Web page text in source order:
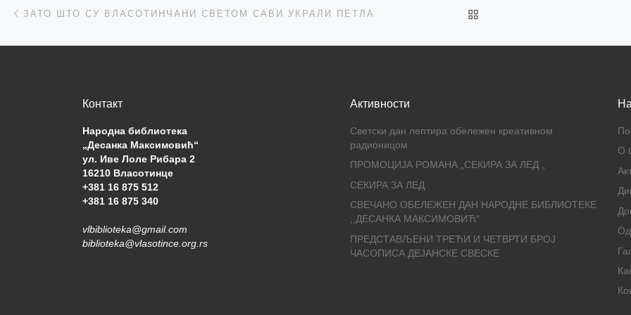
Post navigation
ЗАТО ШТО СУ ВЛАСОТИНЧАНИ СВЕТОМ САВИ УКРАЛИ ПЕТЛА
Контакт
Народна библиотека
„Десанка Максимовић“
ул. Иве Лоле Рибара 2
16210 Власотинце
+381 16 875 512
+381 16 875 340
vlbiblioteka@gmail.com
biblioteka@vlasotince.org.rs
Активности
Светски дан лептира обележен креативном
радионицом
ПРОМОЦИЈА РОМАНА „СЕКИРА ЗА ЛЕД „
СЕКИРА ЗА ЛЕД
СВЕЧАНО ОБЕЛЕЖЕН ДАН НАРОДНЕ БИБЛИОТЕКЕ
,,ДЕСАНКА МАКСИМОВИЋ“
ПРЕДСТАВЉЕНИ ТРЕЋИ И ЧЕТВРТИ БРОЈ
ЧАСОПИСА ДЕЈАНСКЕ СВЕСКЕ
О